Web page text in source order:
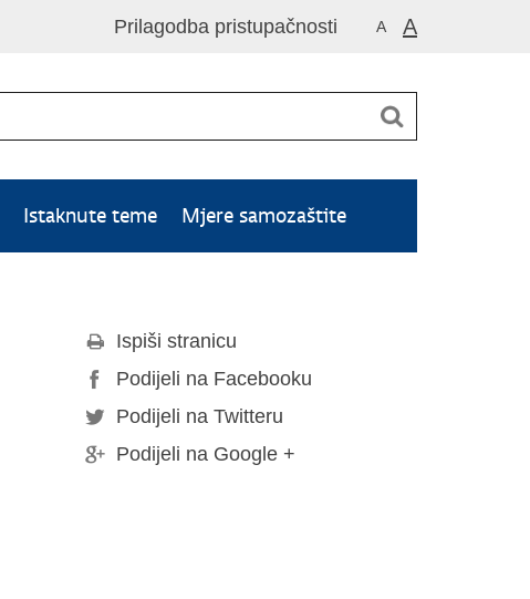
A A
Prilagodba pristupačnosti
Istaknute teme Mjere samozaštite
Ispiši stranicu
Podijeli na Facebooku
Podijeli na Twitteru
Podijeli na Google +